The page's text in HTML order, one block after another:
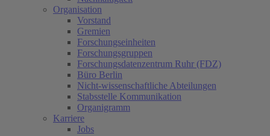
Organisation
Vorstand
Gremien
Forschungseinheiten
Forschungsgruppen
Forschungsdatenzentrum Ruhr (FDZ)
Büro Berlin
Nicht-wissenschaftliche Abteilungen
Stabsstelle Kommunikation
Organigramm
Karriere
Jobs